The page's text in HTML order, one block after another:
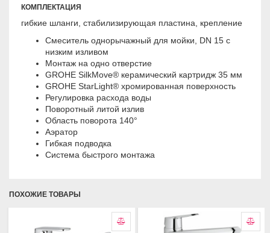
КОМПЛЕКТАЦИЯ
гибкие шланги, стабилизирующая пластина, крепление
Смеситель однорычажный для мойки, DN 15 с
низким изливом
Монтаж на одно отверстие
GROHE SilkMove® керамический картридж 35 мм
GROHE StarLight® хромированная поверхность
Регулировка расхода воды
Поворотный литой излив
Область поворота 140°
Аэратор
Гибкая подводка
Система быстрого монтажа
ПОХОЖИЕ ТОВАРЫ